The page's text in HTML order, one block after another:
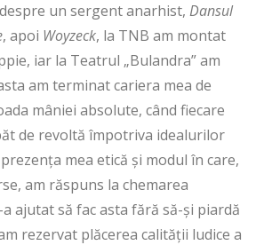
un sergent anarhist, Dansul
, apoi Woyzeck, la TNB am montat
iar la Teatrul „Bulandra” am
am terminat cariera mea de
mâniei absolute, când fiecare
de revoltă împotriva idealurilor
mea etică și modul în care,
am răspuns la chemarea
ajutat să fac asta fără să-și piardă
rezervat plăcerea calității ludice a